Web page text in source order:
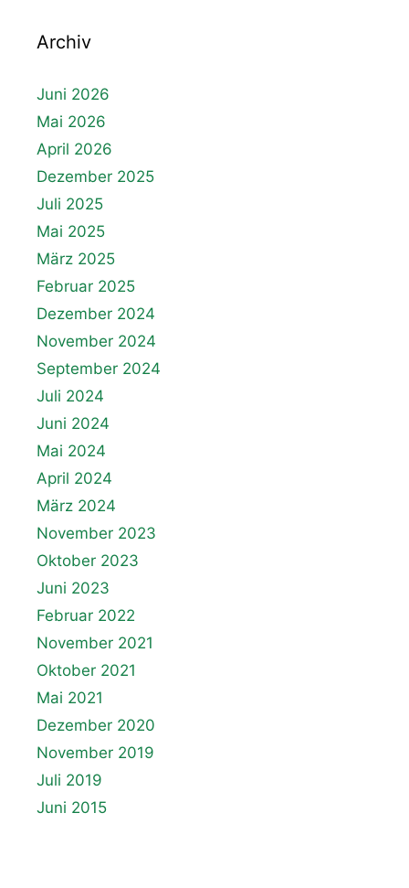
Archiv
Juni 2026
Mai 2026
April 2026
Dezember 2025
Juli 2025
Mai 2025
März 2025
Februar 2025
Dezember 2024
November 2024
September 2024
Juli 2024
Juni 2024
Mai 2024
April 2024
März 2024
November 2023
Oktober 2023
Juni 2023
Februar 2022
November 2021
Oktober 2021
Mai 2021
Dezember 2020
November 2019
Juli 2019
Juni 2015